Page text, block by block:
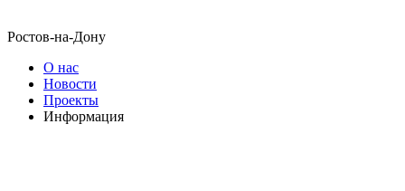
Ростов-на-Дону
О нас
Новости
Проекты
Информация